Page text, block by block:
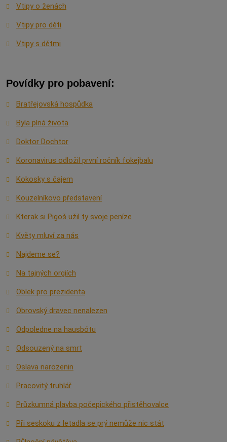
Vtipy o ženách
Vtipy pro děti
Vtipy s dětmi
Povídky pro pobavení:
Bratřejovská hospůdka
Byla plná života
Doktor Dochtor
Koronavirus odložil první ročník fokejbalu
Kokosky s čajem
Kouzelníkovo představení
Kterak si Pigoš užil ty svoje peníze
Květy mluví za nás
Najdeme se?
Na tajných orgiích
Oblek pro prezidenta
Obrovský dravec nenalezen
Odpoledne na hausbótu
Odsouzený na smrt
Oslava narozenin
Pracovitý truhlář
Průzkumná plavba počepického přistěhovalce
Při seskoku z letadla se prý nemůže nic stát